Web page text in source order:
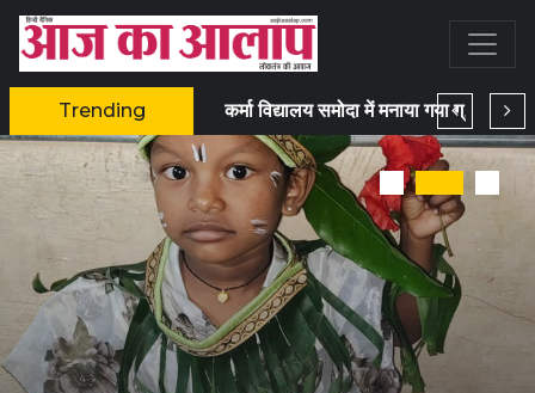
Trending कर्मा विद्यालय समोदा में मनाया गया ग्रीन डे, बच्चों ने दिया पर्यावरण संरक्षण का संदेश